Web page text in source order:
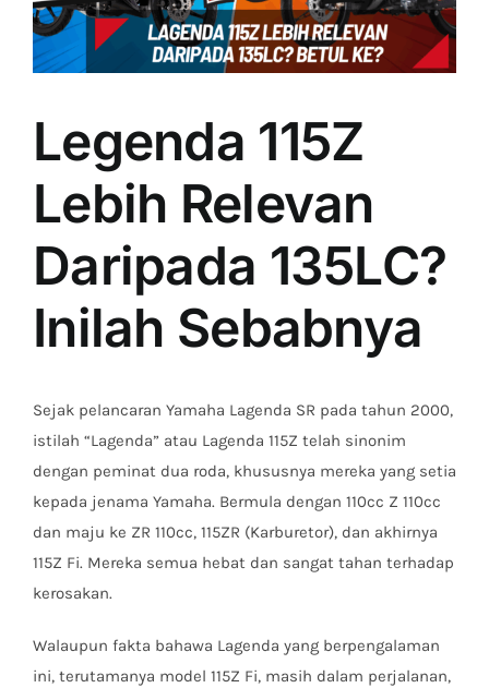
Legenda 115Z
Lebih Relevan
Daripada 135LC?
Inilah Sebabnya
Sejak pelancaran Yamaha Lagenda SR pada tahun 2000,
istilah “Lagenda” atau Lagenda 115Z telah sinonim
dengan peminat dua roda, khususnya mereka yang setia
kepada jenama Yamaha. Bermula dengan 110cc Z 110cc
dan maju ke ZR 110cc, 115ZR (Karburetor), dan akhirnya
115Z Fi. Mereka semua hebat dan sangat tahan terhadap
kerosakan.
Walaupun fakta bahawa Lagenda yang berpengalaman
ini, terutamanya model 115Z Fi, masih dalam perjalanan,